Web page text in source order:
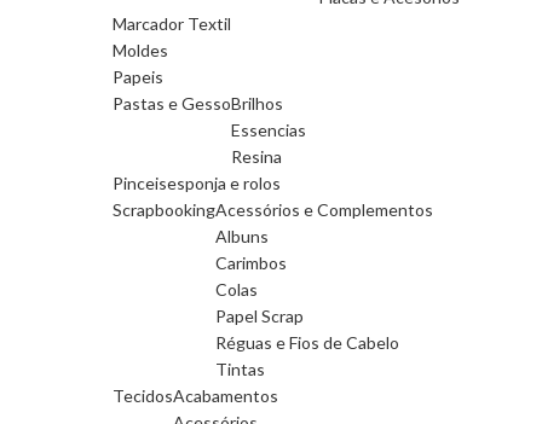
Marcador Textil
Moldes
Papeis
Pastas e GessoBrilhos
Essencias
Resina
Pinceisesponja e rolos
ScrapbookingAcessórios e Complementos
Albuns
Carimbos
Colas
Papel Scrap
Réguas e Fios de Cabelo
Tintas
TecidosAcabamentos